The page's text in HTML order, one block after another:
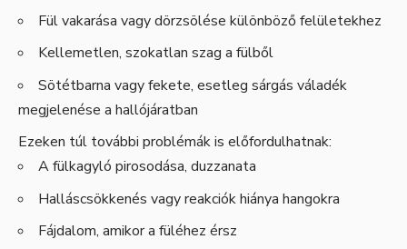
Fül vakarása vagy dörzsölése különböző felületekhez
Kellemetlen, szokatlan szag a fülből
Sötétbarna vagy fekete, esetleg sárgás váladék
megjelenése a hallójáratban
Ezeken túl további problémák is előfordulhatnak:
A fülkagyló pirosodása, duzzanata
Halláscsökkenés vagy reakciók hiánya hangokra
Fájdalom, amikor a füléhez érsz